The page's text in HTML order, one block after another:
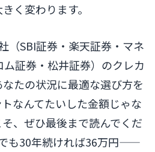
く変わります。
（SBI証券・楽天証券・マネ
証券・松井証券）のクレカ
たの状況に最適な選び方を
なんてたいした金額じゃな
、ぜひ最後まで読んでくだ
も30年続ければ36万円——